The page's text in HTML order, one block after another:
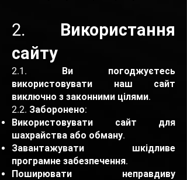
2. Використання
сайту
2.1. Ви погоджуєтесь
використовувати наш сайт
виключно з законними цілями.
2.2. Заборонено:
Використовувати сайт для
шахрайства або обману.
Завантажувати шкідливе
програмне забезпечення.
Поширювати неправдиву